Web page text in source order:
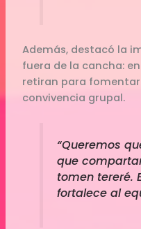
Además, destacó la
fuera de la cancha:
retiran para
convivencia grupal.
“Queremos
que
tomen tereré.
fortalece al